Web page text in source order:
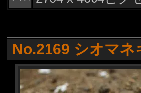
No.2169 シオマネ